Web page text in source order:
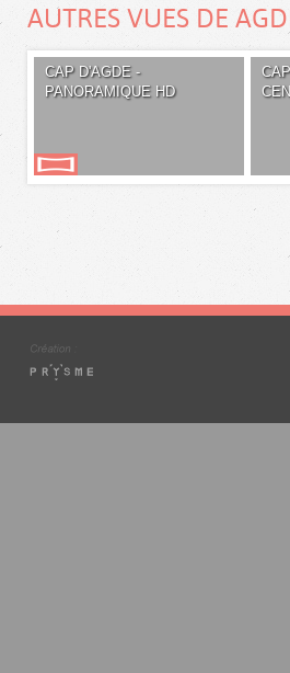
AUTRES VUES DE
CAP D'AGDE -
PANORAMIQUE HD